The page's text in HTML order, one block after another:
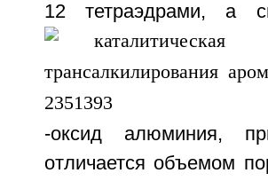
12 тетраэдрами, а
-оксид алюминия,
отличается объемом